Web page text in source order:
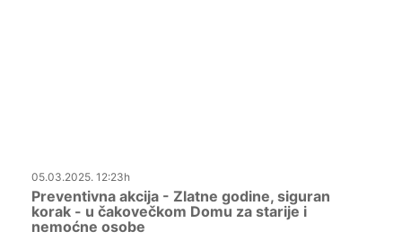
05.03.2025. 12:23h
Preventivna akcija - Zlatne godine, siguran
korak - u čakovečkom Domu za starije i
nemoćne osobe